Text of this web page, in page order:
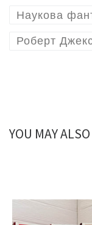
Наукова
Роберт
YOU MAY